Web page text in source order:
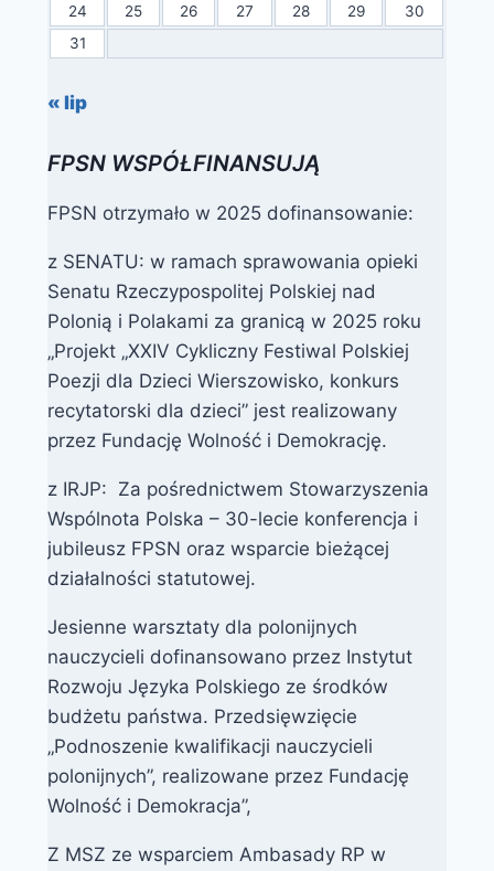
24
25 26 27 28 29
30
31
« lip
FPSN WSPÓŁFINANSUJĄ
FPSN otrzymało w 2025 dofinansowanie:
z SENATU: w ramach sprawowania opieki
Senatu Rzeczypospolitej Polskiej nad
Polonią i Polakami za granicą w 2025 roku
„Projekt „XXIV Cykliczny Festiwal Polskiej
Poezji dla Dzieci Wierszowisko, konkurs
recytatorski dla dzieci” jest realizowany
przez Fundację Wolność i Demokrację.
z IRJP: Za pośrednictwem Stowarzyszenia
Wspólnota Polska – 30-lecie konferencja i
jubileusz FPSN oraz wsparcie bieżącej
działalności statutowej.
Jesienne warsztaty dla polonijnych
nauczycieli dofinansowano przez Instytut
Rozwoju Języka Polskiego ze środków
budżetu państwa. Przedsięwzięcie
„Podnoszenie kwalifikacji nauczycieli
polonijnych”, realizowane przez Fundację
Wolność i Demokracja”,
Z MSZ ze wsparciem Ambasady RP w